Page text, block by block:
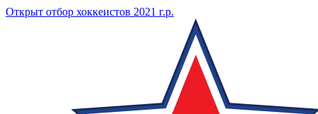
Открыт отбор хоккеистов 2021 г.р.